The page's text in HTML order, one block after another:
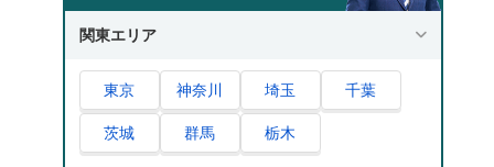
関東エリア
東京 神奈川 埼玉 千葉
茨城 群馬 栃木